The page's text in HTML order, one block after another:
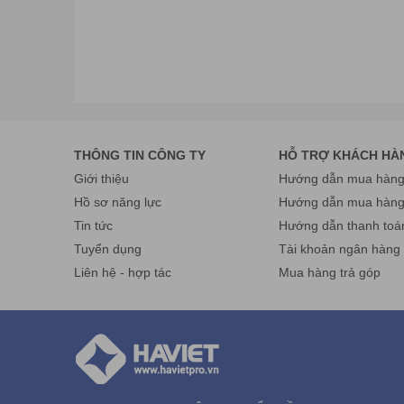
Mọi chi tiết xin liên hệ:
CÔNG TY CỔ PHẦN THƯƠNG MẠI VÀ CÔNG NGHỆ
Trụ sở: Số 11, ngách 4, ngõ 362 ,Giải Phóng, P.
Cơ sở HN: số 26 , ngõ 181 Trường Chinh, P. Khương
Cơ sở HCM: số 61/7 Bình Giã, phường 13, quận Tân
Email:
info@havietpro.vn
THÔNG TIN CÔNG TY
Giới thiệu
Hồ sơ năng lực
Tin tức
Tuyển dụng
Liên hệ - hợp tác
HỖ TRỢ KHÁCH
Hướng dẫn mua
Hướng dẫn mua hàng
Hướng dẫn thanh
Tài khoản ngân hàng
Mua hàng trả góp